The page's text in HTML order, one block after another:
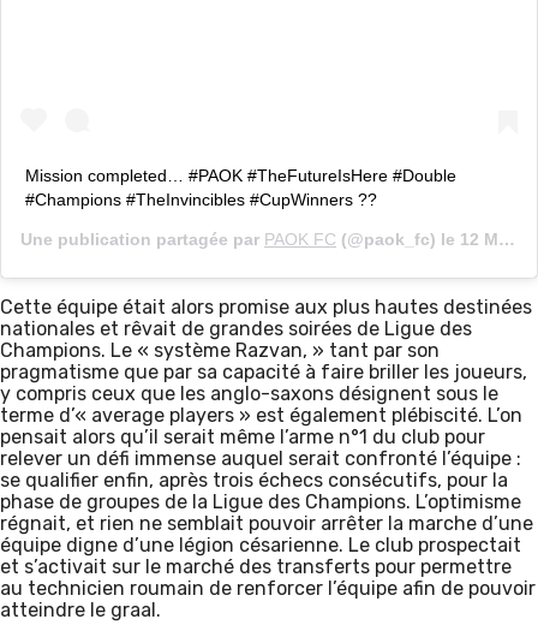
Mission completed… #PAOK #TheFutureIsHere #Double
#Champions #TheInvincibles #CupWinners ??
Une publication partagée par PAOK FC (@paok_fc) le 12 Mai 2019 à 3 :42 PDT
Cette équipe était alors promise aux plus hautes destinées
nationales et rêvait de grandes soirées de Ligue des
Champions. Le « système Razvan, » tant par son
pragmatisme que par sa capacité à faire briller les joueurs,
y compris ceux que les anglo-saxons désignent sous le
terme d’« average players » est également plébiscité. L’on
pensait alors qu’il serait même l’arme n°1 du club pour
relever un défi immense auquel serait confronté l’équipe :
se qualifier enfin, après trois échecs consécutifs, pour la
phase de groupes de la Ligue des Champions. L’optimisme
régnait, et rien ne semblait pouvoir arrêter la marche d’une
équipe digne d’une légion césarienne. Le club prospectait
et s’activait sur le marché des transferts pour permettre
au technicien roumain de renforcer l’équipe afin de pouvoir
atteindre le graal.